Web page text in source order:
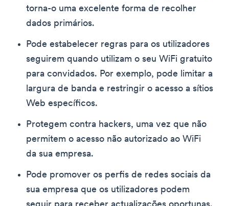
torna-o uma excelente forma de recolher
dados primários.
Pode estabelecer regras para os utilizadores
seguirem quando utilizam o seu WiFi gratuito
para convidados. Por exemplo, pode limitar a
largura de banda e restringir o acesso a sítios
Web específicos.
Protegem contra hackers, uma vez que não
permitem o acesso não autorizado ao WiFi
da sua empresa.
Pode promover os perfis de redes sociais da
sua empresa que os utilizadores podem